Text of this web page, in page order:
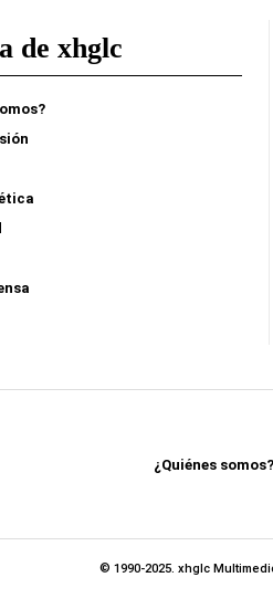
de xhglc
¿Quiénes somos?
© 1990-2025. xhglc